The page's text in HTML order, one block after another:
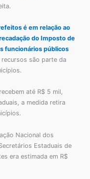
é em relação ao
do Imposto de
funcionários públicos
são parte da
até R$ 5 mil,
a medida retira
Nacional dos
Estaduais de
era estimada em R$